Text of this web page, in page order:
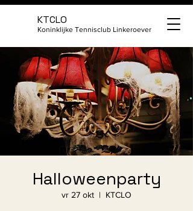
KTCLO
Koninklijke Tennisclub Linkeroever
Halloweenparty
vr 27 okt
  |
KTCLO